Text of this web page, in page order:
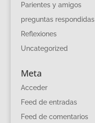
Parientes y amigos
preguntas respondidas
Reflexiones
Uncategorized
Meta
Acceder
Feed de entradas
Feed de comentarios